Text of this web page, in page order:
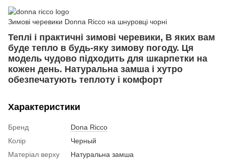
Зимові черевики Donna Ricco на шнуровці чорні
Теплі і практичні зимові черевики, В яких вам
буде тепло в будь-яку зимову погоду. Ця
модель чудово підходить для шкарпетки на
кожен день. Натуральна замша і хутро
обезпечатують теплоту і комфорт
Характеристики
Бренд
Dona Ricco
Колір
Черный
Матеріал верху
Натуральна замша